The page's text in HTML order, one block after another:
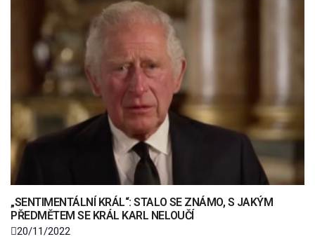
„SENTIMENTÁLNÍ KRÁL“: STALO SE ZNÁMO, S JAKÝM
PŘEDMĚTEM SE KRÁL KARL NELOUČÍ
20/11/2022